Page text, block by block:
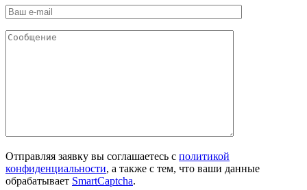
Отправляя заявку вы соглашаетесь с политикой
конфиденциальности, а также с тем, что ваши данные
обрабатывает SmartCaptcha.